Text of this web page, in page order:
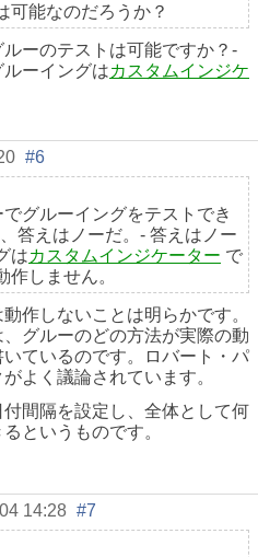
可能なのだろうか？
ーのテストは可能ですか？-
ーイングはカスタムインジケ
#6
グルーイングをテストでき
答えはノーだ。- 答えはノー
はカスタムインジケーター で
しません。
作しないことは明らかです。
グルーのどの方法が実際の動
ているのです。ロバート・パ
よく議論されています。
間隔を設定し、全体として何
というものです。
14:28 #7